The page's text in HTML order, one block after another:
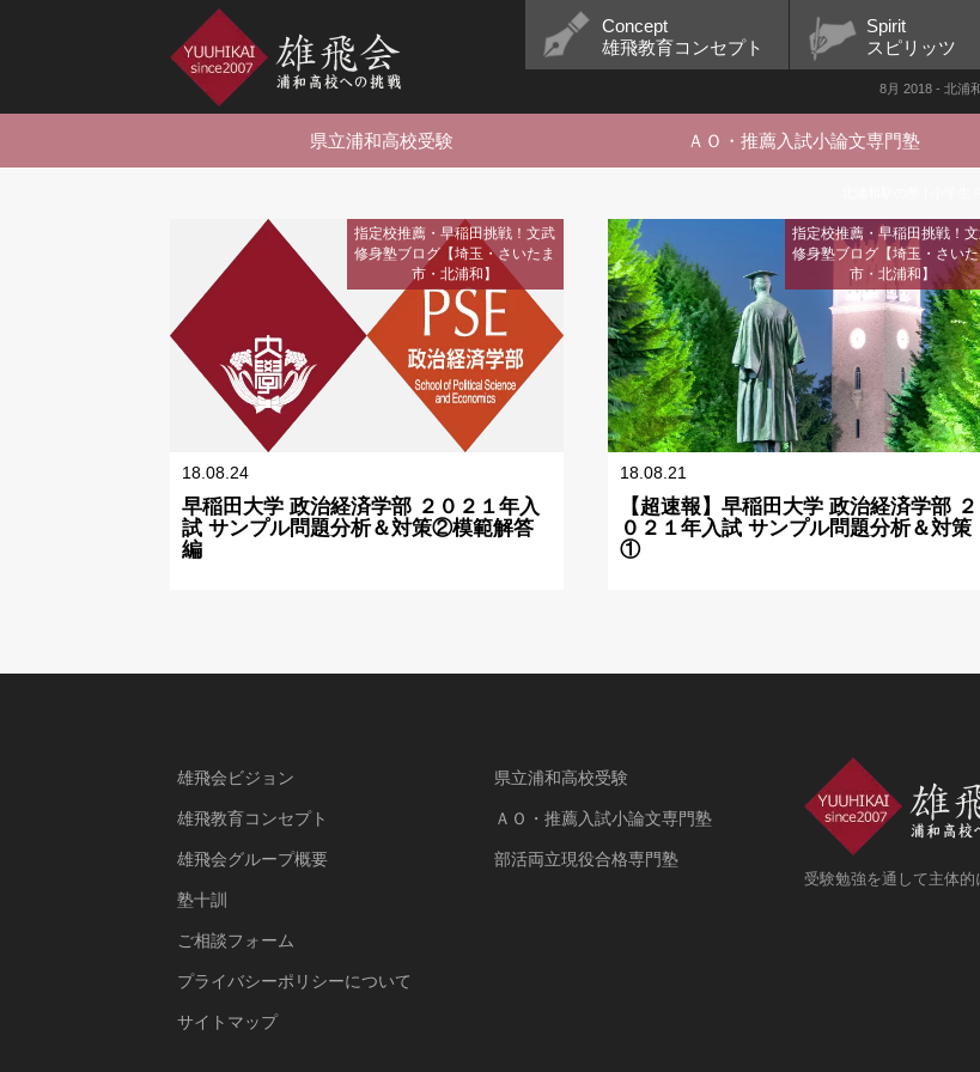
Concept
雄飛教育コンセプト
Spirit
スピリッツ
8月 2018 - 北浦
県立浦和高校受験 ＡＯ・推薦入試小論文専門塾
指定校推薦・早稲田挑戦！文武
修身塾ブログ【埼玉・さいたま
市・北浦和】
18.08.24
早稲田大学 政治経済学部 ２０２１年入
試 サンプル問題分析＆対策②模範解答
編
指定校推薦・早稲田挑戦！
修身塾ブログ【埼玉・さいた
市・北浦和】
18.08.21
【超速報】早稲田大学 政治経済学部 ２
０２１年入試 サンプル問題分析＆対策
①
雄飛会ビジョン
雄飛教育コンセプト
雄飛会グループ概要
塾十訓
ご相談フォーム
プライバシーポリシーについて
サイトマップ
県立浦和高校受験
ＡＯ・推薦入試小論文専門塾
部活両立現役合格専門塾
受験勉強を通して主体